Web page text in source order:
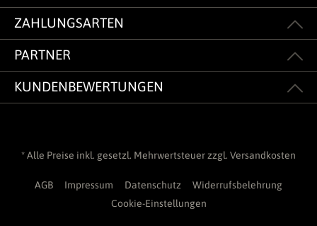
ZAHLUNGSARTEN
PARTNER
KUNDENBEWERTUNGEN
* Alle Preise inkl. gesetzl. Mehrwertsteuer zzgl. Versandkosten
AGB Impressum Datenschutz
Widerrufsbelehrung
Cookie-Einstellungen